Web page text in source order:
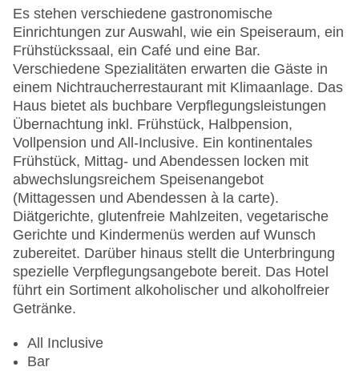
Konferenzraum
Garage: gegen Gebühr
Hotelsafe
WLAN/WiFi im Hotel
Lift
Minimarkt
Anzahl der Konferenzräume: 1
Anzahl der Aufzüge: 1
Haustiere
Zimmerservice: gegen Gebühr
Sonnenterrasse
Gesamtanzahl der Zimmer: 56
Pools:Sonnenschirme am Pool: gegen Gebühr,
Liegen am Pool: gegen Gebühr, Wasserrutsche
Zahlungsarten: American Express, Diners Club,
EC Maestro, Mastercard, Visa
Landeskategorie: 4 Sterne
Es stehen verschiedene gastronomische
Einrichtungen zur Auswahl, wie ein Speiseraum, ein
Frühstückssaal, ein Café und eine Bar.
Verschiedene Spezialitäten erwarten die Gäste in
einem Nichtraucherrestaurant mit Klimaanlage. Das
Haus bietet als buchbare Verpflegungsleistungen
Übernachtung inkl. Frühstück, Halbpension,
Vollpension und All-Inclusive. Ein kontinentales
Frühstück, Mittag- und Abendessen locken mit
abwechslungsreichem Speisenangebot
(Mittagessen und Abendessen à la carte).
Diätgerichte, glutenfreie Mahlzeiten, vegetarische
Gerichte und Kindermenüs werden auf Wunsch
zubereitet. Darüber hinaus stellt die Unterbringung
spezielle Verpflegungsangebote bereit. Das Hotel
führt ein Sortiment alkoholischer und alkoholfreier
Getränke.
All Inclusive
Bar